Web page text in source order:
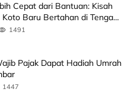
Cepat dari Bantuan: Kisah
Baru Bertahan di Tengah
1491
Pajak Dapat Hadiah Umrah
1447